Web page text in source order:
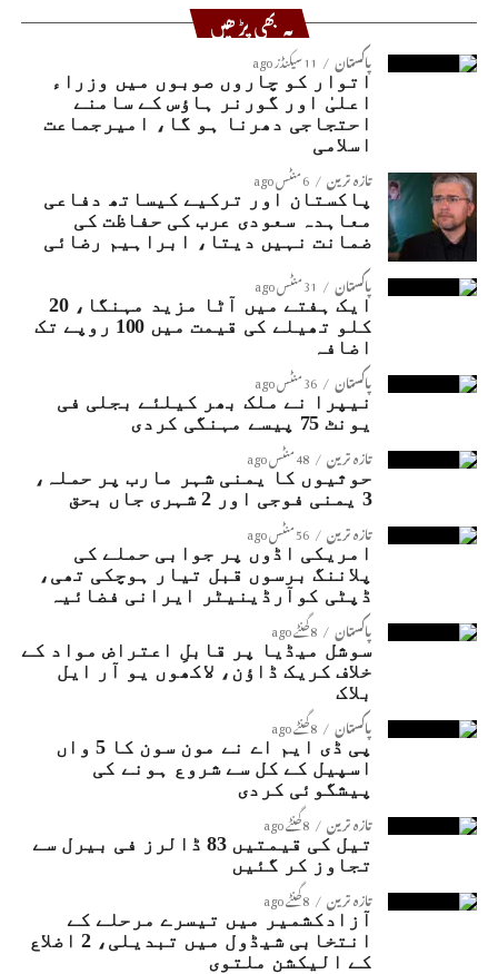
یہ بھی پڑھیں
پاکستان 11 سیکنڈز ago
اتوار کو چاروں صوبوں میں وزراء
اعلیٰ اور گورنر ہاؤس کے سامنے
احتجاجی دھرنا ہو گا، امیرجماعت
اسلامی
تازہ ترین 6 منٹس ago
پاکستان اور ترکیے کیساتھ دفاعی
معاہدہ سعودی عرب کی حفاظت کی
ضمانت نہیں دیتا، ابراہیم رضائی
پاکستان 31 منٹس ago
ایک ہفتے میں آٹا مزید مہنگا، 20
کلو تھیلے کی قیمت میں 100 روپے تک
اضافہ
پاکستان 36 منٹس ago
نیپرا نے ملک بھر کیلئے بجلی فی
یونٹ 75 پیسے مہنگی کردی
تازہ ترین 48 منٹس ago
حوثیوں کا یمنی شہر مارب پر حملہ،
3 یمنی فوجی اور 2 شہری جاں بحق
تازہ ترین 56 منٹس ago
امریکی اڈوں پر جوابی حملے کی
پلاننگ برسوں قبل تیار ہوچکی تھی،
ڈپٹی کوآرڈینیٹر ایرانی فضائیہ
پاکستان 8 گھنٹے ago
سوشل میڈیا پر قابلِ اعتراض مواد کے
خلاف کریک ڈاؤن، لاکھوں یو آر ایل
بلاک
پاکستان 8 گھنٹے ago
پی ڈی ایم اے نے مون سون کا 5 واں
اسپیل کے کل سے شروع ہونے کی
پیشگوئی کردی
تازہ ترین 8 گھنٹے ago
تیل کی قیمتیں 83 ڈالرز فی بیرل سے
تجاوز کر گئیں
تازہ ترین 8 گھنٹے ago
آزادکشمیر میں تیسرے مرحلے کے
انتخابی شیڈول میں تبدیلی، 2 اضلاع
کے الیکشن ملتوی